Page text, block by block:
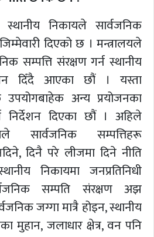
निकायले सार्वजनिक
दिएको छ । मन्त्रालयले
सम्पत्ति संरक्षण गर्न स्थानीय
दिँदै आएका छौं । यस्ता
उपयोगबाहेक अन्य प्रयोजनका
निर्देशन दिएका छौं । अहिले
सार्वजनिक सम्पत्तिहरू
दिनै परे लीजमा दिने नीति
निकायमा जनप्रतिनिधी
सम्पति संरक्षण अझ
जग्गा मात्रै होइन, स्थानीय
मुहान, जलाधार क्षेत्र, वन पनि